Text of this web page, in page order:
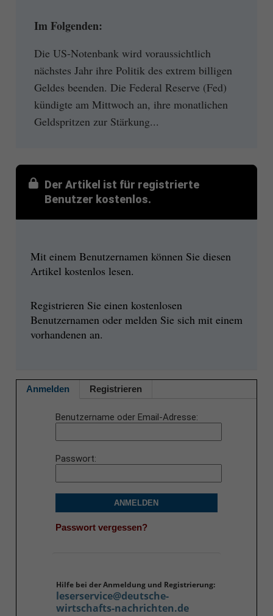
Im Folgenden:
Die US-Notenbank wird voraussichtlich
nächstes Jahr ihre Politik des extrem billigen
Geldes beenden. Die Federal Reserve (Fed)
kündigte am Mittwoch an, ihre monatlichen
Geldspritzen zur Stärkung...
Der Artikel ist für registrierte
Benutzer kostenlos.
Mit einem Benutzernamen können Sie diesen
Artikel kostenlos lesen.
Registrieren Sie einen kostenlosen
Benutzernamen oder melden Sie sich mit einem
vorhandenen an.
Anmelden Registrieren
Benutzername oder Email-Adresse
Passwort
ANMELDEN
Passwort vergessen?
Hilfe bei der Anmeldung und Registrierung:
leserservice@deutsche-
wirtschafts-nachrichten.de